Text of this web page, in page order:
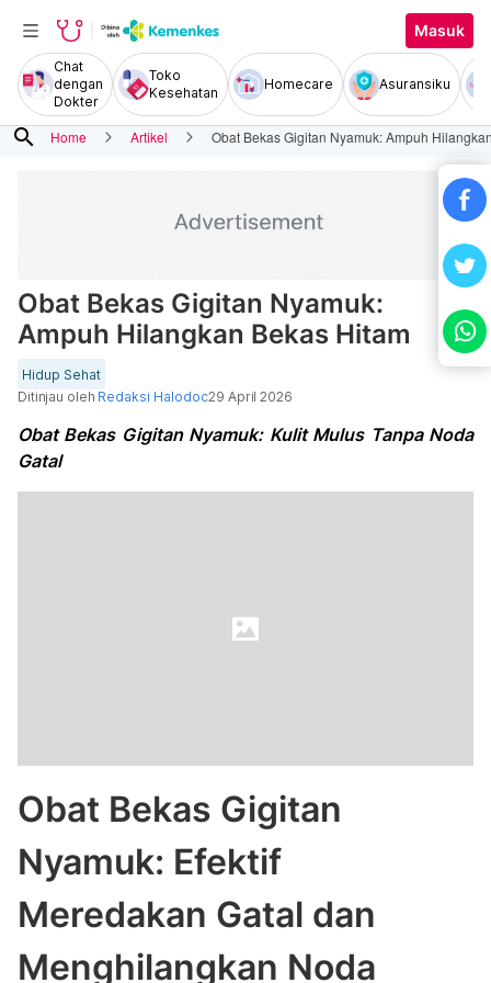
Masuk
Chat
dengan
Dokter
Toko
Kesehatan
Homecare Asuransiku
search Home Artikel Obat Bekas Gigitan Nyamuk: Ampuh
Obat Bekas Gigitan Nyamuk:
Ampuh Hilangkan Bekas Hitam
Hidup Sehat
Ditinjau oleh Redaksi Halodoc29 April 2026
Obat Bekas Gigitan Nyamuk: Kulit Mulus Tanpa Noda
Gatal
Obat Bekas Gigitan
Nyamuk: Efektif
Meredakan Gatal dan
Menghilangkan Noda